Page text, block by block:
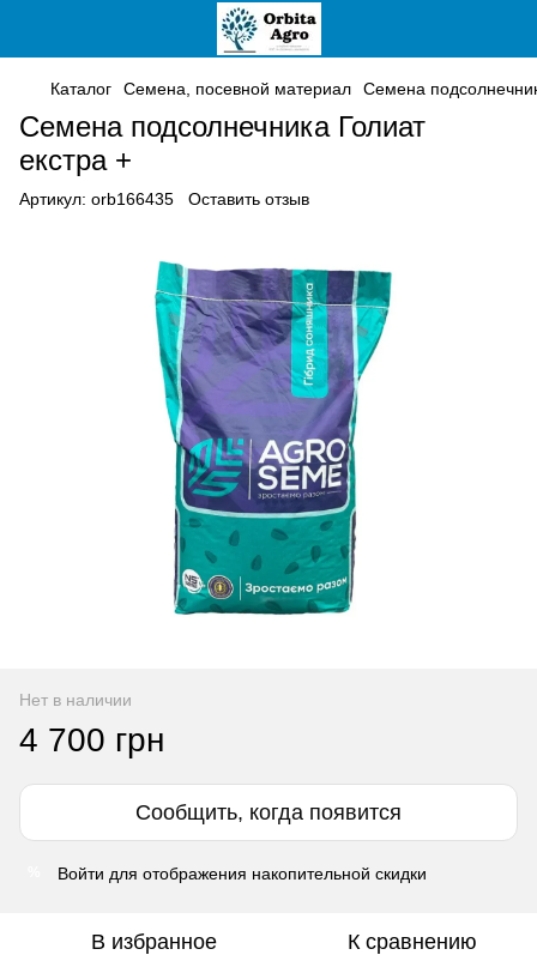
Каталог Семена, посевной материал Семена
Семена подсолнечника Голиат
екстра +
Артикул: orb166435 Оставить отзыв
Нет в наличии
4 700 грн
Сообщить, когда появится
Войти для отображения накопительной скидки
В избранное К сравнению